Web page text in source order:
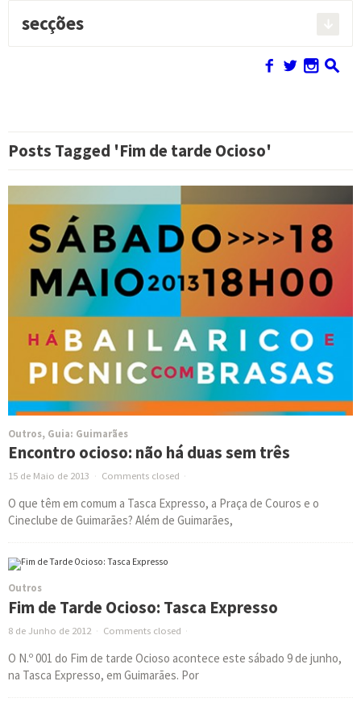
secções
f w n s
Posts Tagged 'Fim de tarde Ocioso'
Outros, Guia: Guimarães
Encontro ocioso: não há duas sem três
15 de Maio de 2013 · Comments closed ·
O que têm em comum a Tasca Expresso, a Praça de Couros e o
Cineclube de Guimarães? Além de Guimarães,
Outros
Fim de Tarde Ocioso: Tasca Expresso
8 de Junho de 2012 · Comments closed ·
O N.º 001 do Fim de tarde Ocioso acontece este sábado 9 de junho,
na Tasca Expresso, em Guimarães. Por